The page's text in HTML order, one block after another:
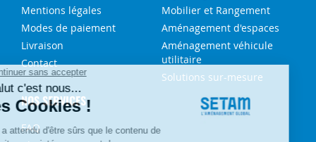
Mentions légales
Modes de paiement
Livraison
Contact
Mobilier et Rangement
Aménagement d'espaces
Aménagement véhicule
utilitaire
Solutions sur-mesure
NOS SERVICES
FAQ